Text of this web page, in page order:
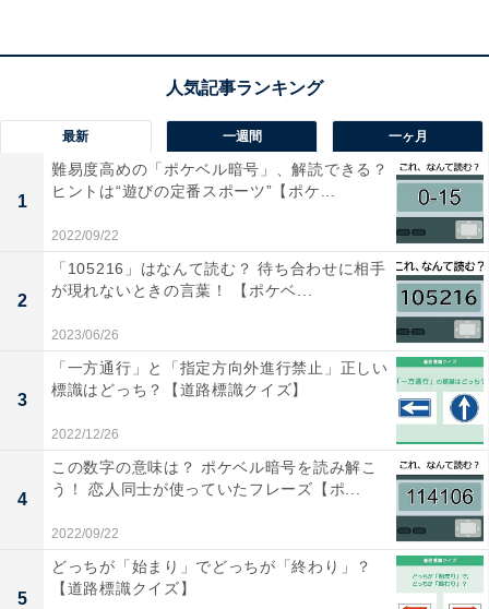
1 2
最新 一週間 一ヶ月
1
難易度高めの「ポケベル暗号」、解読できる？
ヒントは“遊びの定番スポーツ”【ポケ...
2022/09/22
2
「105216」はなんて読む？ 待ち合わせに相手
が現れないときの言葉！ 【ポケベ...
2023/06/26
3
「一方通行」と「指定方向外進行禁止」正しい
標識はどっち？【道路標識クイズ】
2022/12/26
4
この数字の意味は？ ポケベル暗号を読み解こ
う！ 恋人同士が使っていたフレーズ【ポ...
2022/09/22
5
どっちが「始まり」でどっちが「終わり」？
【道路標識クイズ】